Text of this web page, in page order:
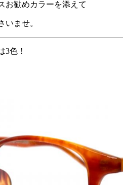
お勧めカラーを添えて
いませ。
3色！